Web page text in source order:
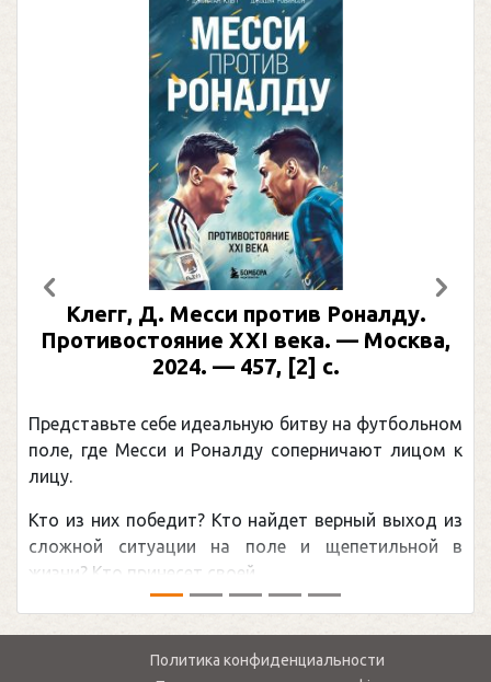
Клегг, Д. Месси против Роналду.
Противостояние XXI века. — Москва,
2024. — 457, [2] с.
Представьте себе идеальную битву на футбольном
поле, где Месси и Роналду соперничают лицом к
лицу.
Кто из них победит? Кто найдет верный выход из
сложной ситуации на поле и щепетильной в
жизни? Кто принесет своей ...
Предыдущий
Политика конфиденциальности